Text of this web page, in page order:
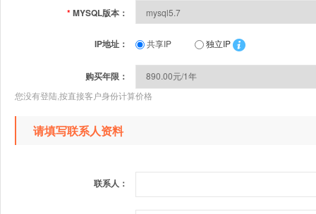
*MYSQL版本：
IP地址： 共享IP 独立IP
购买年限：
您没有登陆,按直接客户身份计算价格
请填写联系人资料
联系人：